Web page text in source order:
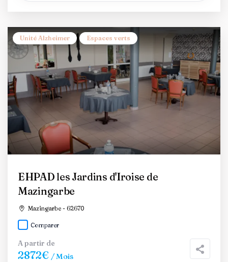
Unité Alzheimer Espaces verts
EHPAD les Jardins d'Iroise de
Mazingarbe
Mazingarbe - 62670
Comparer
A partir de
2872€ / Mois